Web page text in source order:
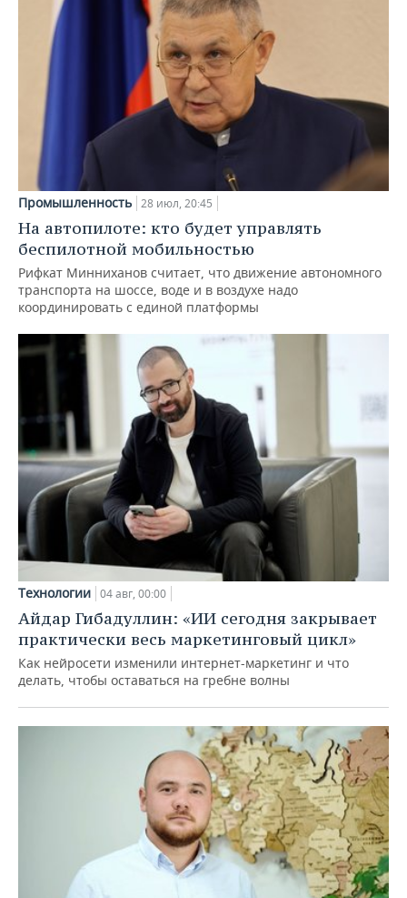
Промышленность 28 июл, 20:45
На автопилоте: кто будет управлять
беспилотной мобильностью
Рифкат Минниханов считает, что движение автономного
транспорта на шоссе, воде и в воздухе надо
координировать с единой платформы
Технологии 04 авг, 00:00
Айдар Гибадуллин: «ИИ сегодня закрывает
практически весь маркетинговый цикл»
Как нейросети изменили интернет-маркетинг и что
делать, чтобы оставаться на гребне волны